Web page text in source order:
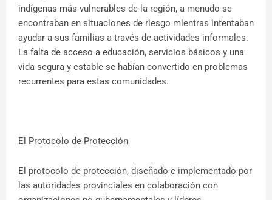
indígenas más vulnerables de la región, a menudo se
encontraban en situaciones de riesgo mientras intentaban
ayudar a sus familias a través de actividades informales.
La falta de acceso a educación, servicios básicos y una
vida segura y estable se habían convertido en problemas
recurrentes para estas comunidades.
El Protocolo de Protección
El protocolo de protección, diseñado e implementado por
las autoridades provinciales en colaboración con